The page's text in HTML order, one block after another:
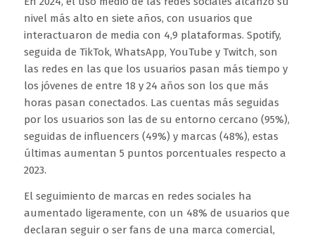
nivel más alto en siete años, con usuarios que
interactuaron de media con 4,9 plataformas. Spotify,
seguida de TikTok, WhatsApp, YouTube y Twitch, son
las redes en las que los usuarios pasan más tiempo y
los jóvenes de entre 18 y 24 años son los que más
horas pasan conectados. Las cuentas más seguidas
por los usuarios son las de su entorno cercano (95%),
seguidas de influencers (49%) y marcas (48%), estas
últimas aumentan 5 puntos porcentuales respecto a
2023.
El seguimiento de marcas en redes sociales ha
aumentado ligeramente, con un 48% de usuarios que
declaran seguir o ser fans de una marca comercial,